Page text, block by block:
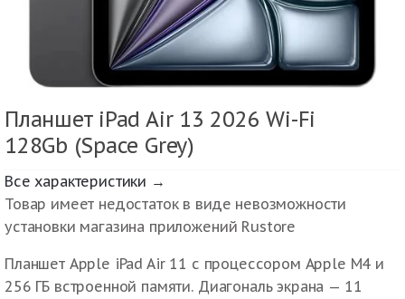
Планшет iPad Air 13 2026 Wi-Fi
128Gb (Space Grey)
Все характеристики →
Товар имеет недостаток в виде невозможности
установки магазина приложений Rustore
Планшет Apple iPad Air 11 с процессором Apple M4 и
256 ГБ встроенной памяти. Диагональ экрана — 11